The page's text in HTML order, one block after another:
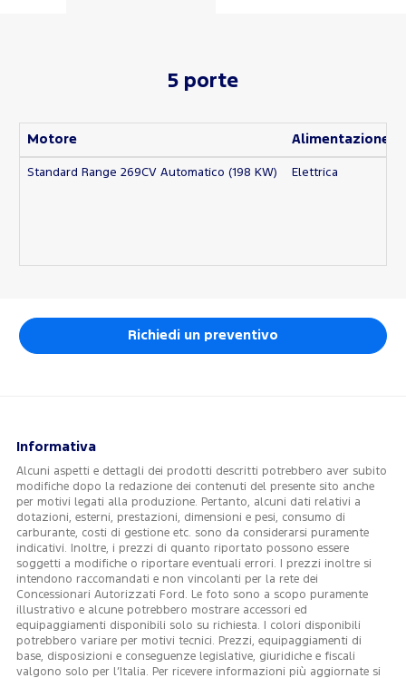
5 porte
Motore Alimentazione
Standard Range 269CV Automatico (198 KW) Elettrica
Richiedi un preventivo
Informativa
Alcuni aspetti e dettagli dei prodotti descritti potrebbero aver subito
modifiche dopo la redazione dei contenuti del presente sito anche
per motivi legati alla produzione. Pertanto, alcuni dati relativi a
dotazioni, esterni, prestazioni, dimensioni e pesi, consumo di
carburante, costi di gestione etc. sono da considerarsi puramente
indicativi. Inoltre, i prezzi di quanto riportato possono essere
soggetti a modifiche o riportare eventuali errori. I prezzi inoltre si
intendono raccomandati e non vincolanti per la rete dei
Concessionari Autorizzati Ford. Le foto sono a scopo puramente
illustrativo e alcune potrebbero mostrare accessori ed
equipaggiamenti disponibili solo su richiesta. I colori disponibili
potrebbero variare per motivi tecnici. Prezzi, equipaggiamenti di
base, disposizioni e conseguenze legislative, giuridiche e fiscali
valgono solo per l’Italia. Per ricevere informazioni più aggiornate si